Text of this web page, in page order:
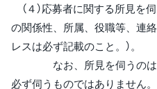
（４）応募者に関する所見を
の関係性、所属、役職等、連
レスは必ず記載のこと。）。
なお、所見を伺うのは必
必ず伺うものではありません。